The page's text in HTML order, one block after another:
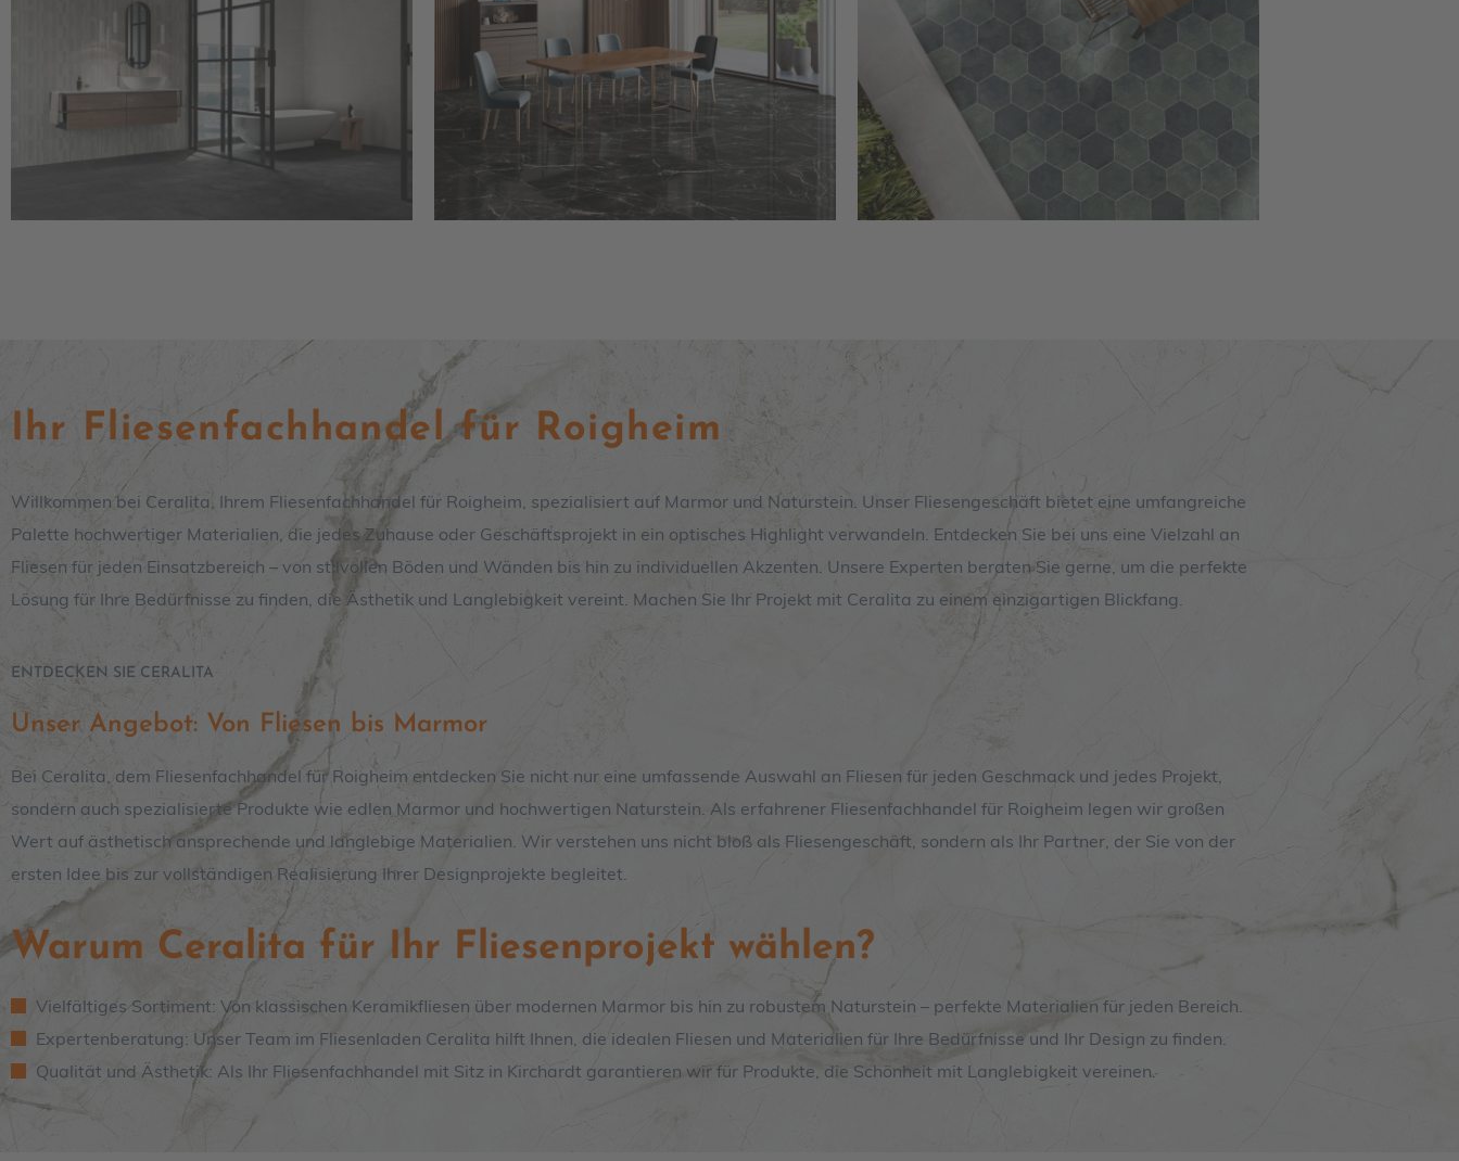
Ihr Fliesenfachhandel für Roigheim
Willkommen bei Ceralita, Ihrem Fliesenfachhandel für Roigheim, spezialisiert auf Marmor und Naturstein. Unser Fliesengeschäft bietet eine umfangreiche
Palette hochwertiger Materialien, die jedes Zuhause oder Geschäftsprojekt in ein optisches Highlight verwandeln. Entdecken Sie bei uns eine Vielzahl an
Fliesen für jeden Einsatzbereich – von stilvollen Böden und Wänden bis hin zu individuellen Akzenten. Unsere Experten beraten Sie gerne, um die perfekte
Lösung für Ihre Bedürfnisse zu finden, die Ästhetik und Langlebigkeit vereint. Machen Sie Ihr Projekt mit Ceralita zu einem einzigartigen Blickfang.
ENTDECKEN SIE CERALITA
Unser Angebot: Von Fliesen bis Marmor
Bei Ceralita, dem Fliesenfachhandel für Roigheim entdecken Sie nicht nur eine umfassende Auswahl an Fliesen für jeden Geschmack und jedes Projekt,
sondern auch spezialisierte Produkte wie edlen Marmor und hochwertigen Naturstein. Als erfahrener Fliesenfachhandel für Roigheim legen wir großen
Wert auf ästhetisch ansprechende und langlebige Materialien. Wir verstehen uns nicht bloß als Fliesengeschäft, sondern als Ihr Partner, der Sie von der
ersten Idee bis zur vollständigen Realisierung Ihrer Designprojekte begleitet.
Warum Ceralita für Ihr Fliesenprojekt wählen?
Vielfältiges Sortiment: Von klassischen Keramikfliesen über modernen Marmor bis hin zu robustem Naturstein – perfekte Materialien für jeden Bereich.
Expertenberatung: Unser Team im Fliesenladen Ceralita hilft Ihnen, die idealen Fliesen und Materialien für Ihre Bedürfnisse und Ihr Design zu finden.
Qualität und Ästhetik: Als Ihr Fliesenfachhandel mit Sitz in Kirchardt garantieren wir für Produkte, die Schönheit mit Langlebigkeit vereinen.